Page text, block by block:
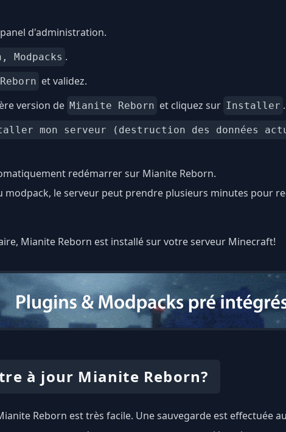
d'administration.
Modpacks .
et validez.
version de Mianite Reborn et cliquez sur Installer .
mon serveur (destruction des données
redémarrer sur Mianite Reborn.
modpack, le serveur peut prendre plusieurs minutes pour
Mianite Reborn est installé sur votre serveur Minecraft!
à jour Mianite Reborn?
Reborn est très facile. Une sauvegarde est effectuée